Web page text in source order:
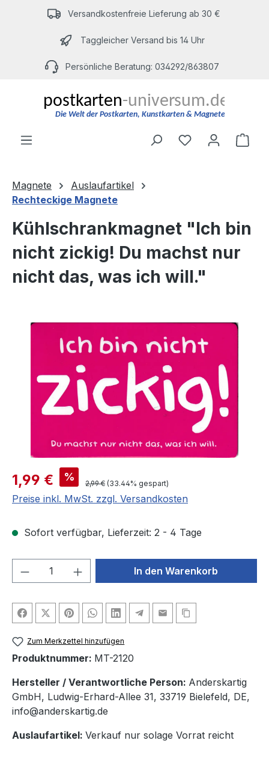
Zum Hauptinhalt springenVersandkostenfreie Lieferung ab 30 €
Taggleicher Versand bis 14 Uhr
Persönliche Beratung: 034292/863807
Du hast 0
Magnete
Auslaufartikel
Rechteckige Magnete
Kühlschrankmagnet "Ich bin
nicht zickig! Du machst nur
nicht das, was ich will."
Bildergalerie überspringen
Verkaufspreis:
1,99 € % Regulärer Preis:
2,99 € (33.44% gespart)
Preise inkl. MwSt. zzgl. Versandkosten
Sofort verfügbar, Lieferzeit: 2 - 4 Tage
Produkt Anzahl: Gib denIn den Warenkorb
Zum Merkzettel hinzufügen
Produktnummer: MT-2120
Hersteller / Verantwortliche Person: Anderskartig
GmbH, Ludwig-Erhard-Allee 31, 33719 Bielefeld, DE,
info@anderskartig.de
Auslaufartikel: Verkauf nur solage Vorrat reicht